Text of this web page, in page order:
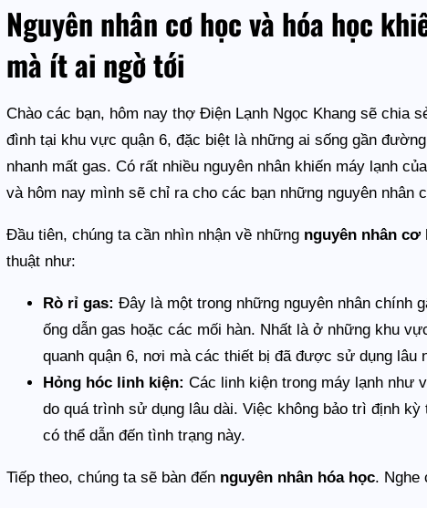
Nguyên nhân cơ học và hóa học
mà ít ai ngờ tới
Chào các bạn, hôm nay thợ Điện Lạnh Ngọc Khang sẽ chia
đình tại khu vực quận 6, đặc biệt là những ai sống gần
nhanh mất gas. Có rất nhiều nguyên nhân khiến máy lạnh
và hôm nay mình sẽ chỉ ra cho các bạn những nguyên nhân
Đầu tiên, chúng ta cần nhìn nhận về những nguyên nhân cơ
thuật như:
Rò rỉ gas: Đây là một trong những nguyên nhân chính
ống dẫn gas hoặc các mối hàn. Nhất là ở những khu
quanh quận 6, nơi mà các thiết bị đã được sử dụng lâu
Hỏng hóc linh kiện: Các linh kiện trong máy lạnh như
do quá trình sử dụng lâu dài. Việc không bảo trì định
có thể dẫn đến tình trạng này.
Tiếp theo, chúng ta sẽ bàn đến nguyên nhân hóa học. Nghe